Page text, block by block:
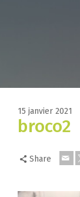
15 janvier 2021
broco2
Share